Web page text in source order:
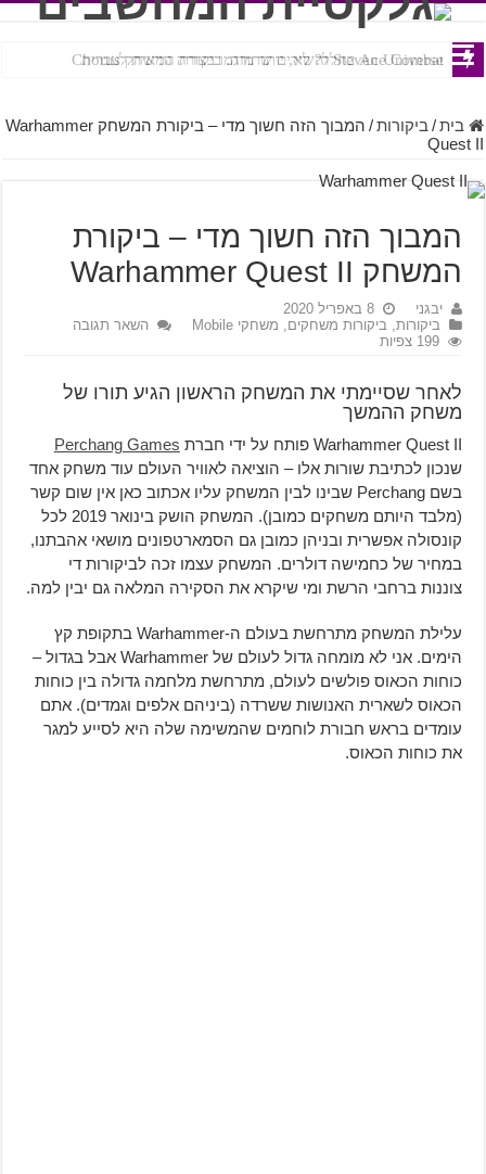
Ace Combat בחלל? לא, יותר מזה. ביקורת המשחק Chorus
Steven Universe והשירים שתורגמו בצורה נוראית לעברית
בית / ביקורות /
המבוך הזה חשוך מדי – ביקורת המשחק Warhammer
Quest II
המבוך הזה חשוך מדי – ביקורת
המשחק Warhammer Quest II
יבגני
8 באפריל 2020
ביקורות, ביקורות משחקים, משחקי Mobile
השאר תגובה
199 צפיות
לאחר שסיימתי את המשחק הראשון הגיע תורו של
משחק ההמשך
Warhammer Quest II פותח על ידי חברת
Perchang Games
שנכון לכתיבת שורות אלו – הוציאה לאוויר העולם עוד משחק אחד
בשם Perchang שבינו לבין המשחק עליו אכתוב כאן אין שום קשר
(מלבד היותם משחקים כמובן). המשחק הושק בינואר 2019 לכל
קונסולה אפשרית ובניהן כמובן גם הסמארטפונים מושאי אהבתנו,
במחיר של כחמישה דולרים. המשחק עצמו זכה לביקורות די
צוננות ברחבי הרשת ומי שיקרא את הסקירה המלאה גם יבין למה.
עלילת המשחק מתרחשת בעולם ה-Warhammer בתקופת קץ
הימים. אני לא מומחה גדול לעולם של Warhammer אבל בגדול –
כוחות הכאוס פולשים לעולם, מתרחשת מלחמה גדולה בין כוחות
הכאוס לשארית האנושות ששרדה (ביניהם אלפים וגמדים). אתם
עומדים בראש חבורת לוחמים שהמשימה שלה היא לסייע למגר
את כוחות הכאוס.